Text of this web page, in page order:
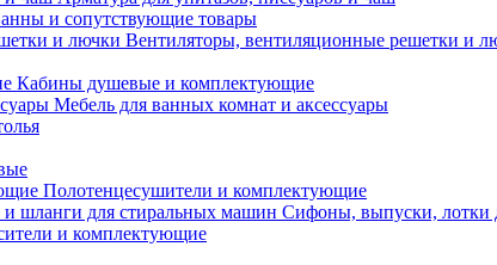
и сопутствующие товары
Вентиляторы, вентиляционные решетки и
Кабины душевые и комплектующие
Мебель для ванных комнат и аксессуары
Полотенцесушители и комплектующие
Сифоны, выпуски, лотки
и комплектующие